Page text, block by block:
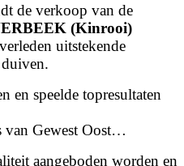
de verkoop van de
(Kinrooi)
uitstekende
en speelde topresultaten
van Gewest Oost…
aangeboden worden en